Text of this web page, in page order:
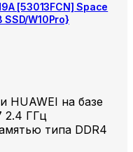
[53013FCN] Space
SSD/W10Pro}
HUAWEI на базе
2.4 ГГц
типа DDR4